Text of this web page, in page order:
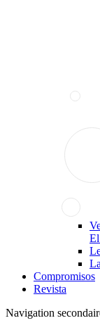
Compromisos
Revista
Navigation